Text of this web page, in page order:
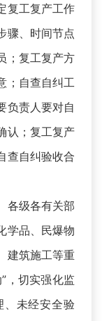
复工复产工作
骤、时间节点
；复工复产方
；自查自纠工
负责人要对自
认；复工复产
查自纠验收合
各级各有关部
学品、民爆物
建筑施工等重
，切实强化监
未经安全验